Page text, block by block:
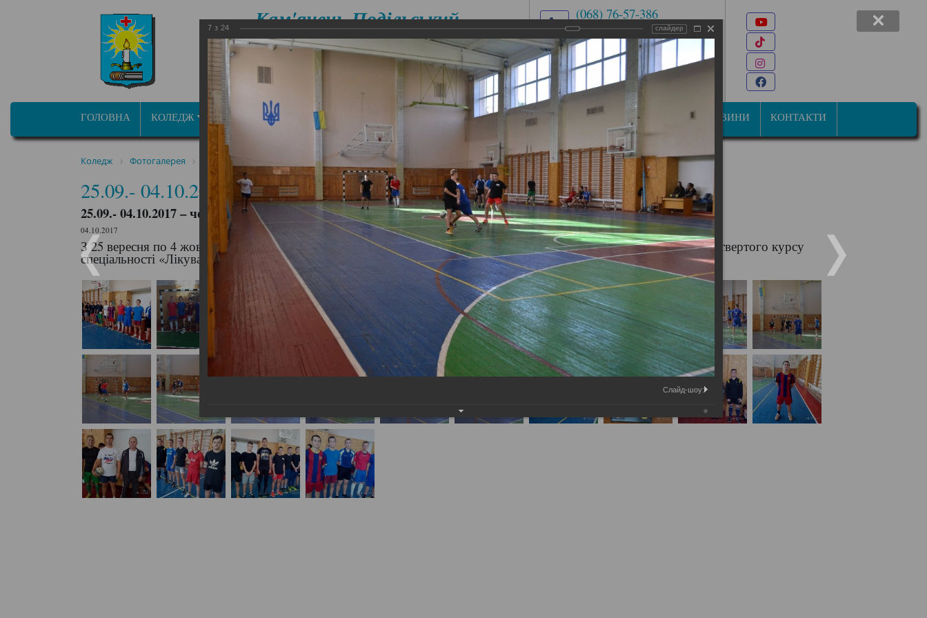
Кам'янець-Подільський
медичний
фаховий коледж
(068) 76-57-386
(03849) 7-47-34
med.uch22@ukr.net
вул. Івана Мазепи, 31
ГОЛОВНА КОЛЕДЖ ОСВІТНЬО ПРОФЕСІЙНІ
ПРОГРАМИ/СПЕЦІАЛЬНОСТІ ЦИКЛОВІ КОМІСІЇ АБІТУРІЄНТУ СТУДЕНТАМ НОВИНИ КОНТАКТИ
Коледж Фотогалерея 25.09.- 04.10.2017 – чемпіонат училища з футзалу.
25.09.- 04.10.2017 – чемпіонат училища з футзалу.
25.09.- 04.10.2017 – чемпіонат училища з футзалу.
04.10.2017
З 25 вересня по 4 жовтня відбувся чемпіонат училища з футзалу, організатором якого вкотре виступив студент четвертого курсу
спеціальності «Лікувальна справа» Петренчук Володимир.
7 з 24 слайдер
Слайд-шоу: